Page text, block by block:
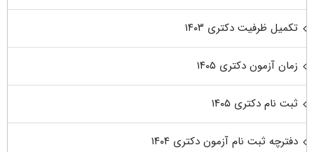
تکمیل ظرفیت دکتری ۱۴۰۳
زمان آزمون دکتری ۱۴۰۵
ثبت نام دکتری ۱۴۰۵
دفترچه ثبت نام آزمون دکتری ۱۴۰۴